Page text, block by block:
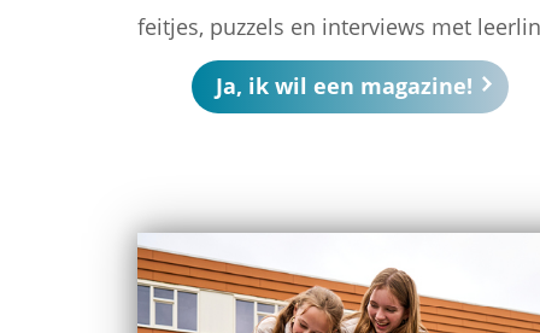
feitjes, puzzels en interviews met
Ja, ik wil een magazine!